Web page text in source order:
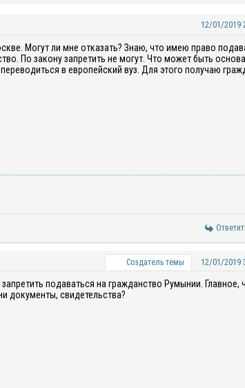
12/01/2019
Могут ли мне отказать? Знаю, что имею право
По закону запретить не могут. Что может быть
в европейский вуз. Для этого получаю
Создатель темы 12/01/2019
подаваться на гражданство Румынии. Главное,
документы, свидетельства?